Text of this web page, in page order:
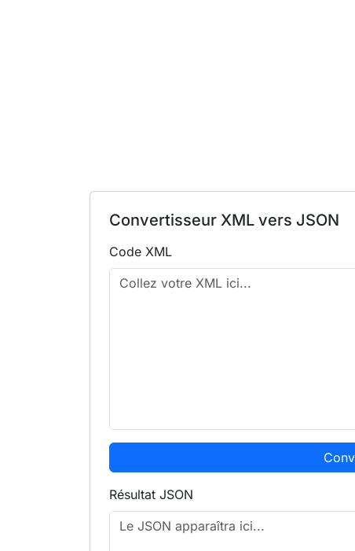
Convertisseur XML vers JSON
Code XML
Résultat JSON